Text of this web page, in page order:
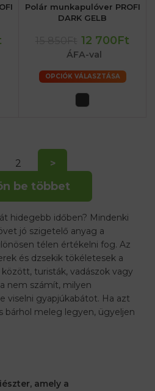
Polár munkapulóver PROFI
DARK GELB
12 700Ft
ÁFA-val
OPCIÓK VÁLASZTÁSA
be többet
2 >
hidegebb időben? Mindenki
jó szigetelő anyag a
télen értékelni fog. Az
és dzsekik tökéletesek a
turisták, vadászok vagy
nem számít, milyen
viselni gyapjúkabátot. Ha azt
bárhol meleg legyen, ügyeljen
amely a